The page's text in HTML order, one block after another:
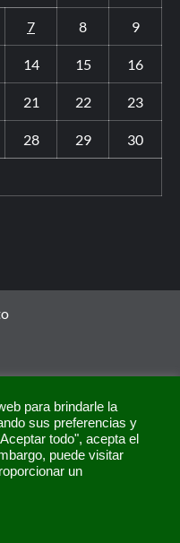
7 8 9
14 15 16
21 22 23
28 29 30
para brindarle la
sus preferencias y
todo", acepta el
puede visitar
un